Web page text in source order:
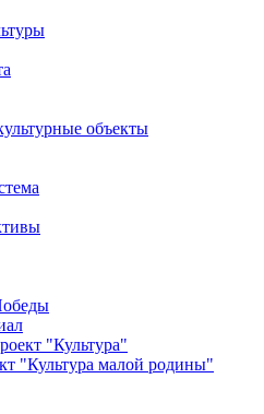
объекты
"Культура"
"Культура малой родины"